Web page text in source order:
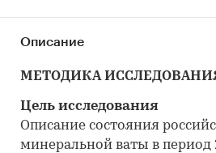
Описание
МЕТОДИКА
Цель исследования
Описание состояния
минеральной ваты в период